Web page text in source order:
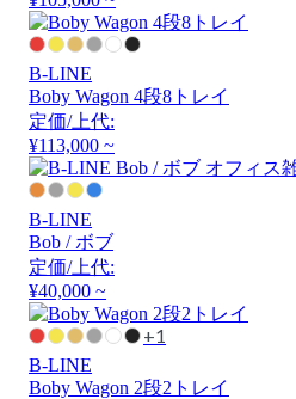
B-LINE
Boby Wagon 4段8トレイ
定価/上代:
¥113,000 ~
B-LINE
Bob / ボブ
定価/上代:
¥40,000 ~
+1
B-LINE
Boby Wagon 2段2トレイ